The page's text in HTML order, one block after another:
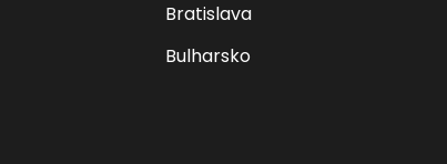
Bratislava
Bulharsko